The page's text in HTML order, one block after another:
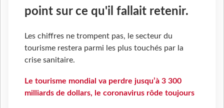
point sur ce qu'il fallait retenir.
Les chiffres ne trompent pas, le secteur du
tourisme restera parmi les plus touchés par la
crise sanitaire.
Le tourisme mondial va perdre jusqu’à 3 300
milliards de dollars, le coronavirus rôde toujours